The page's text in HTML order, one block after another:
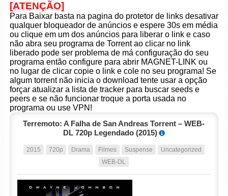
[ATENÇÃO]
Para Baixar basta na pagina do protetor de links desativar
qualquer bloqueador de anúncios e espere 30s em média
ou clique em um dos anúncios para liberar o link e caso
não abra seu programa de Torrent ao clicar no link
liberado pode ser problema de má configuração do seu
programa então configure para abrir MAGNET-LINK ou
no lugar de clicar copie o link e cole no seu programa! Se
algum torrent não inicia o download tente usar a opção
forçar atualizar a lista de tracker para buscar seeds e
peers e se não funcionar troque a porta usada no
programa ou use VPN!
Terremoto: A Falha de San Andreas Torrent – WEB-
DL 720p Legendado (2015)
2015 720p Drama Filmes Suspense
Uncategorized
WEB-DL